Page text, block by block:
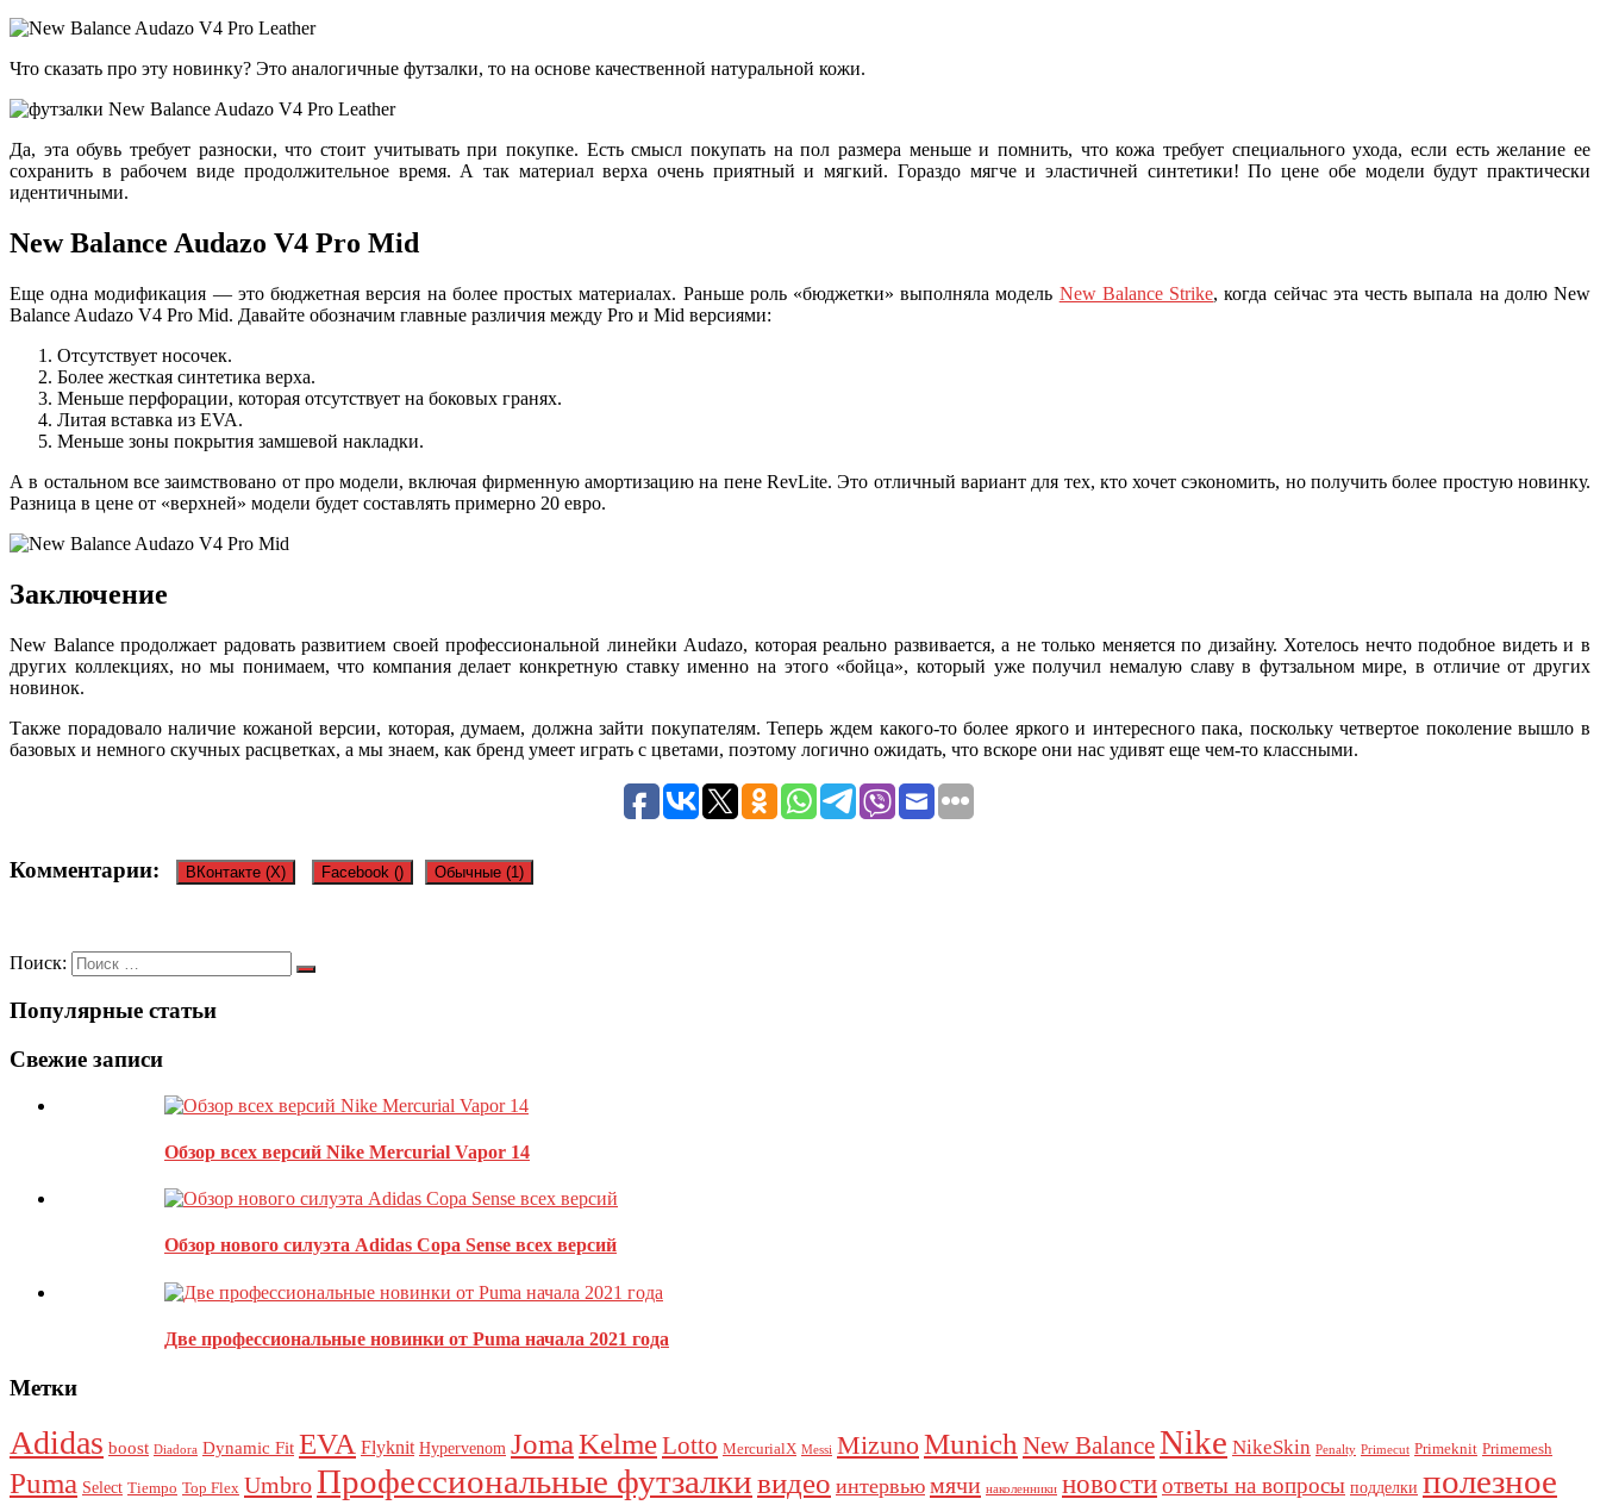
Что сказать про эту новинку? Это аналогичные футзалки, то на основе качественной натуральной кожи.
Да, эта обувь требует разноски, что стоит учитывать при покупке. Есть смысл покупать на пол размера меньше и помнить, что кожа требует специального ухода, если есть желание ее
сохранить в рабочем виде продолжительное время. А так материал верха очень приятный и мягкий. Гораздо мягче и эластичней синтетики! По цене обе модели будут практически
идентичными.
New Balance Audazo V4 Pro Mid
Еще одна модификация — это бюджетная версия на более простых материалах. Раньше роль «бюджетки» выполняла модель New Balance Strike, когда сейчас эта честь выпала на долю New
Balance Audazo V4 Pro Mid. Давайте обозначим главные различия между Pro и Mid версиями:
Отсутствует носочек.
Более жесткая синтетика верха.
Меньше перфорации, которая отсутствует на боковых гранях.
Литая вставка из EVA.
Меньше зоны покрытия замшевой накладки.
А в остальном все заимствовано от про модели, включая фирменную амортизацию на пене RevLite. Это отличный вариант для тех, кто хочет сэкономить, но получить более простую новинку.
Разница в цене от «верхней» модели будет составлять примерно 20 евро.
Заключение
New Balance продолжает радовать развитием своей профессиональной линейки Audazo, которая реально развивается, а не только меняется по дизайну. Хотелось нечто подобное видеть и в
других коллекциях, но мы понимаем, что компания делает конкретную ставку именно на этого «бойца», который уже получил немалую славу в футзальном мире, в отличие от других
новинок.
Также порадовало наличие кожаной версии, которая, думаем, должна зайти покупателям. Теперь ждем какого-то более яркого и интересного пака, поскольку четвертое поколение вышло в
базовых и немного скучных расцветках, а мы знаем, как бренд умеет играть с цветами, поэтому логично ожидать, что вскоре они нас удивят еще чем-то классными.
Комментарии: ВКонтакте (X) Facebook () Обычные (1)
Один комментарий
Поиск:
Популярные статьи
Свежие записи
Обзор всех версий Nike Mercurial Vapor 14
Обзор нового силуэта Adidas Copa Sense всех версий
Две профессиональные новинки от Puma начала 2021 года
Метки
Adidas boost Diadora Dynamic Fit EVA Flyknit Hypervenom JomaKelmeLotto MercurialX Messi MizunoMunich New BalanceNike NikeSkin Penalty Primecut Primeknit Primemesh
Puma Select Tiempo Top Flex UmbroПрофессиональные футзалкивидео интервью мячи наколенники новостиответы на вопросы подделки полезное